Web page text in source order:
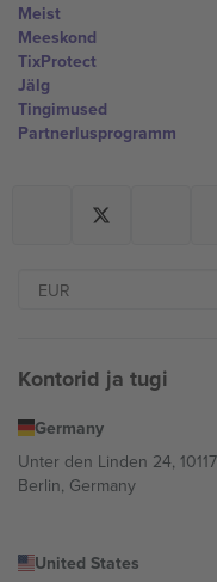
Meist
Meeskond
TixProtect
Jälg
Tingimused
Partnerlusprogramm
Kontorid ja tugi
Germany
Unter den Linden 24, 10117
Berlin, Germany
United States